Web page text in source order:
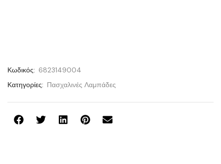
Κωδικός: 6823149004
Κατηγορίες: Πασχαλινές Λαμπάδες